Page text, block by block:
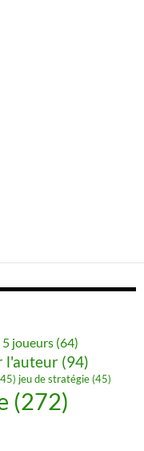
5 joueurs (64)
l'auteur (94)
jeu de stratégie (45)
(272)